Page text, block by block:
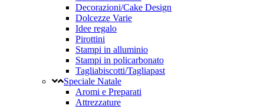
Decorazioni/Cake Design
Dolcezze Varie
Idee regalo
Pirottini
Stampi in alluminio
Stampi in policarbonato
Tagliabiscotti/Tagliapast
Speciale Natale
Aromi e Preparati
Attrezzature